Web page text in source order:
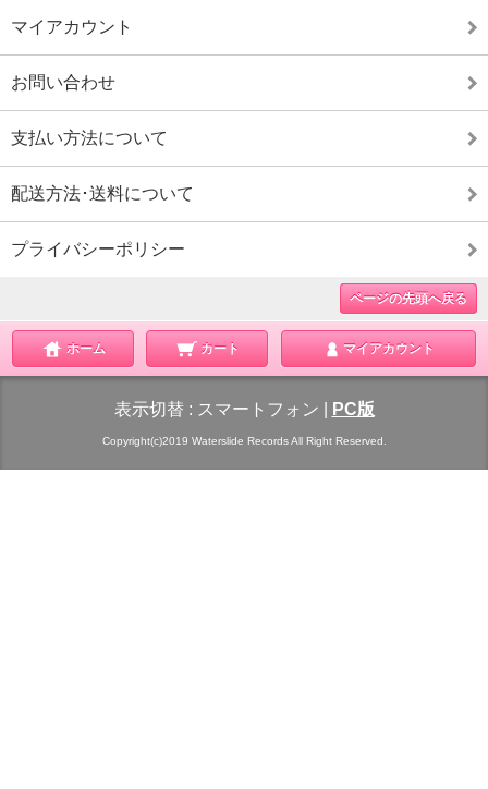
マイアカウント
お問い合わせ
支払い方法について
配送方法･送料について
プライバシーポリシー
ページの先頭へ戻る
ホーム カート マイアカウント
表示切替 : スマートフォン PC版
Copyright(c)2019 Waterslide Records All Right Reserved.